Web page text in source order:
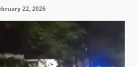
22, 2026